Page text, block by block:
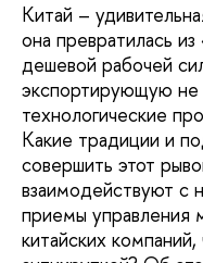
Китай –
она превратилась
дешевой рабочей
экспортирующую не
технологические
Какие традиции и
совершить этот
взаимодействуют с
приемы управления
китайских